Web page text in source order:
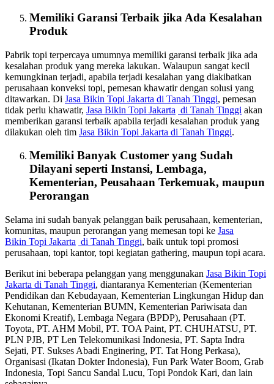
Memiliki Garansi Terbaik jika Ada Kesalahan
Produk
Pabrik topi terpercaya umumnya memiliki garansi terbaik jika ada
kesalahan produk yang mereka lakukan. Walaupun sangat kecil
kemungkinan terjadi, apabila terjadi kesalahan yang diakibatkan
perusahaan konveksi topi, pemesan khawatir dengan solusi yang
ditawarkan. Di Jasa Bikin Topi Jakarta di Tanah Tinggi, pemesan
tidak perlu khawatir, Jasa Bikin Topi Jakarta di Tanah Tinggi akan
memberikan garansi terbaik apabila terjadi kesalahan produk yang
dilakukan oleh tim Jasa Bikin Topi Jakarta di Tanah Tinggi.
Memiliki Banyak Customer yang Sudah
Dilayani seperti Instansi, Lembaga,
Kementerian, Peusahaan Terkemuak, maupun
Perorangan
Selama ini sudah banyak pelanggan baik perusahaan, kementerian,
komunitas, maupun perorangan yang memesan topi ke Jasa
Bikin Topi Jakarta di Tanah Tinggi, baik untuk topi promosi
perusahaan, topi kantor, topi kegiatan gathering, maupun topi acara.
Berikut ini beberapa pelanggan yang menggunakan Jasa Bikin Topi
Jakarta di Tanah Tinggi, diantaranya Kementerian (Kementerian
Pendidikan dan Kebudayaan, Kementerian Lingkungan Hidup dan
Kehutanan, Kementerian BUMN, Kementerian Pariwisata dan
Ekonomi Kreatif), Lembaga Negara (BPDP), Perusahaan (PT.
Toyota, PT. AHM Mobil, PT. TOA Paint, PT. CHUHATSU, PT.
PLN PJB, PT Len Telekomunikasi Indonesia, PT. Sapta Indra
Sejati, PT. Sukses Abadi Enginering, PT. Tat Hong Perkasa),
Organisasi (Ikatan Dokter Indonesia), Fun Park Water Boom, Grab
Indonesia, Topi Sancu Sandal Lucu, Topi Pondok Kari, dan lain